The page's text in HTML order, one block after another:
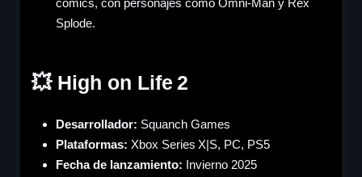
cómics, con personajes como Omni-Man y Rex
Splode.
💥 High on Life 2
Desarrollador: Squanch Games
Plataformas: Xbox Series X|S, PC, PS5
Fecha de lanzamiento: Invierno 2025